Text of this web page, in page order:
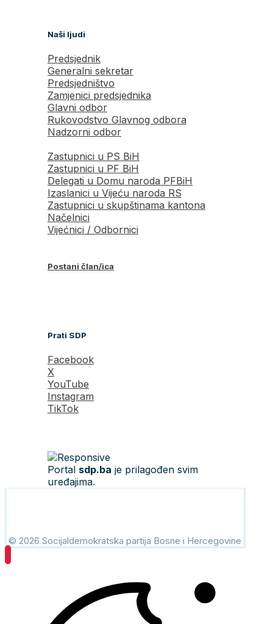
Naši ljudi
Predsjednik
Generalni sekretar
Predsjedništvo
Zamjenici predsjednika
Glavni odbor
Rukovodstvo Glavnog odbora
Nadzorni odbor
Zastupnici u PS BiH
Zastupnici u PF BiH
Delegati u Domu naroda PFBiH
Izaslanici u Vijeću naroda RS
Zastupnici u skupštinama kantona
Načelnici
Vijećnici / Odbornici
Postani član/ica
Prati SDP
Facebook
X
YouTube
Instagram
TikTok
Portal sdp.ba je prilagođen svim
uređajima.
© 2026 Socijaldemokratska partija Bosne i Hercegovine